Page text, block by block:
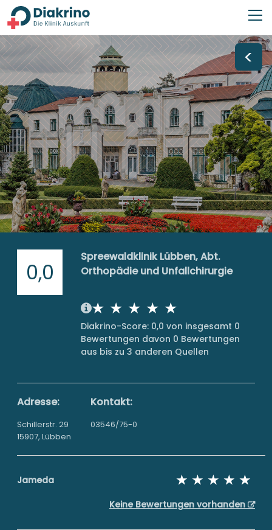
<
0,0
Spreewaldklinik Lübben, Abt.
Orthopädie und Unfallchirurgie
Diakrino-Score: 0,0 von insgesamt 0
Bewertungen davon 0 Bewertungen
aus bis zu 3 anderen Quellen
Adresse:
Schillerstr. 29
15907, Lübben
Kontakt:
03546/75-0
Jameda
Keine Bewertungen vorhanden